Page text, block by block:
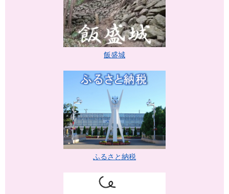
飯盛城
ふるさと納税